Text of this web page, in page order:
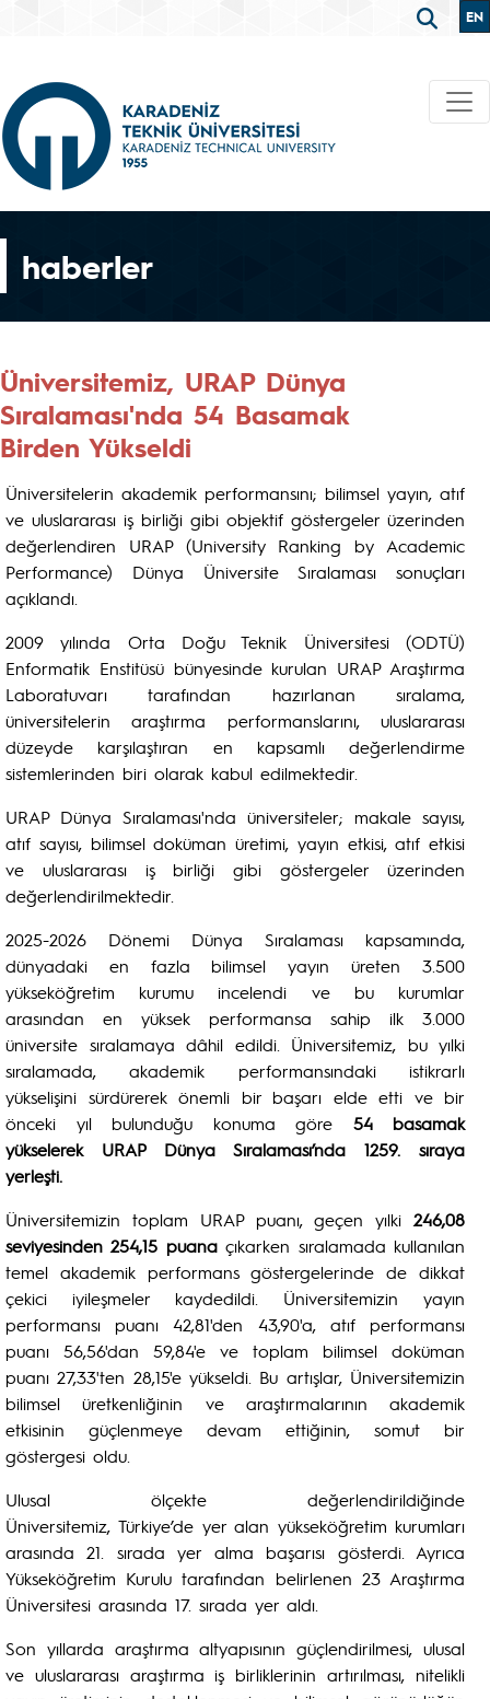
EN
haberler
Üniversitemiz, URAP Dünya
Sıralaması'nda 54 Basamak
Birden Yükseldi
Üniversitelerin akademik performansını; bilimsel yayın, atıf
ve uluslararası iş birliği gibi objektif göstergeler üzerinden
değerlendiren URAP (University Ranking by Academic
Performance) Dünya Üniversite Sıralaması sonuçları
açıklandı.
2009 yılında Orta Doğu Teknik Üniversitesi (ODTÜ)
Enformatik Enstitüsü bünyesinde kurulan URAP Araştırma
Laboratuvarı tarafından hazırlanan sıralama,
üniversitelerin araştırma performanslarını, uluslararası
düzeyde karşılaştıran en kapsamlı değerlendirme
sistemlerinden biri olarak kabul edilmektedir.
URAP Dünya Sıralaması'nda üniversiteler; makale sayısı,
atıf sayısı, bilimsel doküman üretimi, yayın etkisi, atıf etkisi
ve uluslararası iş birliği gibi göstergeler üzerinden
değerlendirilmektedir.
2025-2026 Dönemi Dünya Sıralaması kapsamında,
dünyadaki en fazla bilimsel yayın üreten 3.500
yükseköğretim kurumu incelendi ve bu kurumlar
arasından en yüksek performansa sahip ilk 3.000
üniversite sıralamaya dâhil edildi. Üniversitemiz, bu yılki
sıralamada, akademik performansındaki istikrarlı
yükselişini sürdürerek önemli bir başarı elde etti ve bir
önceki yıl bulunduğu konuma göre 54 basamak
yükselerek URAP Dünya Sıralaması’nda 1259. sıraya
yerleşti.
Üniversitemizin toplam URAP puanı, geçen yılki 246,08
seviyesinden 254,15 puanaçıkarken sıralamada kullanılan
temel akademik performans göstergelerinde de dikkat
çekici iyileşmeler kaydedildi. Üniversitemizin yayın
performansı puanı 42,81'den 43,90'a, atıf performansı
puanı 56,56'dan 59,84'e ve toplam bilimsel doküman
puanı 27,33'ten 28,15'e yükseldi. Bu artışlar, Üniversitemizin
bilimsel üretkenliğinin ve araştırmalarının akademik
etkisinin güçlenmeye devam ettiğinin, somut bir
göstergesi oldu.
Ulusal ölçekte değerlendirildiğinde
Üniversitemiz, Türkiye’de yer alan yükseköğretim kurumları
arasında 21. sırada yer alma başarısı gösterdi. Ayrıca
Yükseköğretim Kurulu tarafından belirlenen 23 Araştırma
Üniversitesi arasında 17. sırada yer aldı.
Son yıllarda araştırma altyapısının güçlendirilmesi, ulusal
ve uluslararası araştırma iş birliklerinin artırılması, nitelikli